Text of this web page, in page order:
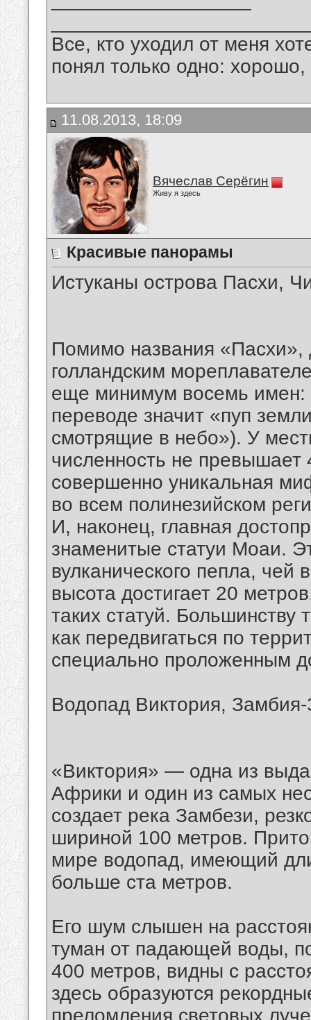
Все, кто уходил от меня
понял только одно:
11.08.2013, 18:09
Вячеслав Серёгин
Живу я здесь
Красивые панорамы
Истуканы острова Пасхи,
Помимо названия «Пасхи»,
голландским
еще минимум восемь имен:
переводе значит «пуп
смотрящие в небо»). У
численность не превышает
совершенно уникальная
во всем полинезийском
И, наконец, главная
знаменитые статуи Моаи.
вулканического пепла,
высота достигает 20
таких статуй. Большинству
как передвигаться по
специально проложенным
Водопад Виктория,
«Виктория» — одна из
Африки и один из самых
создает река Замбези,
шириной 100 метров.
мире водопад, имеющий
больше ста метров.
Его шум слышен на
туман от падающей воды,
400 метров, видны с
здесь образуются